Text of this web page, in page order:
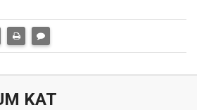
KAT